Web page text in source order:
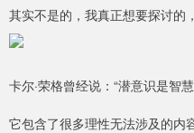
其实不是的，我真正想要探讨的
卡尔·荣格曾经说：“潜意识是智慧
它包含了很多理性无法涉及的内